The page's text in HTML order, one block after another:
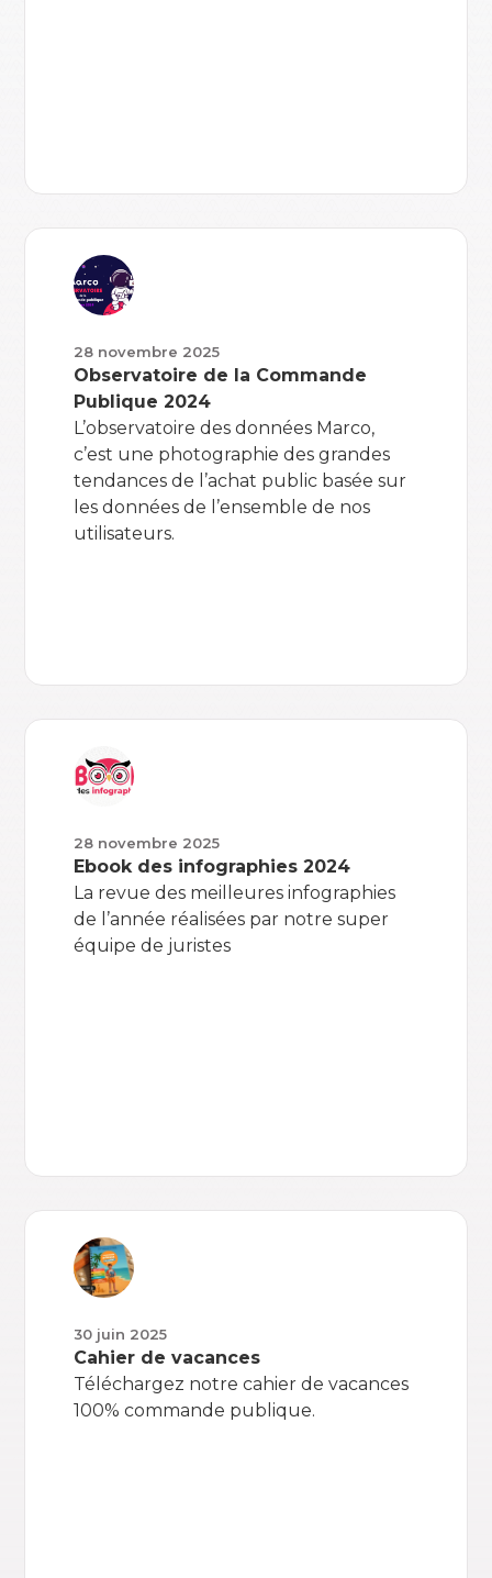
28 novembre 2025
Observatoire de la Commande
Publique 2024
L’observatoire des données Marco,
c’est une photographie des grandes
tendances de l’achat public basée sur
les données de l’ensemble de nos
utilisateurs.
28 novembre 2025
Ebook des infographies 2024
La revue des meilleures infographies
de l’année réalisées par notre super
équipe de juristes
30 juin 2025
Cahier de vacances
Téléchargez notre cahier de vacances
100% commande publique.